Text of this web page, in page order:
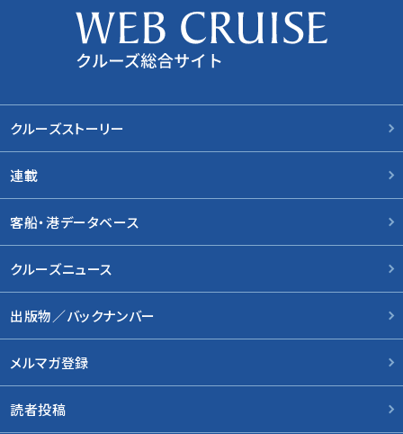
クルーズストーリー
連載
客船・港データベース
クルーズニュース
出版物／バックナンバー
メルマガ登録
読者投稿